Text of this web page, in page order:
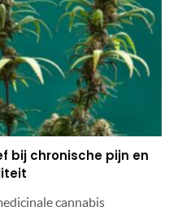
bij chronische pijn en
cannabis